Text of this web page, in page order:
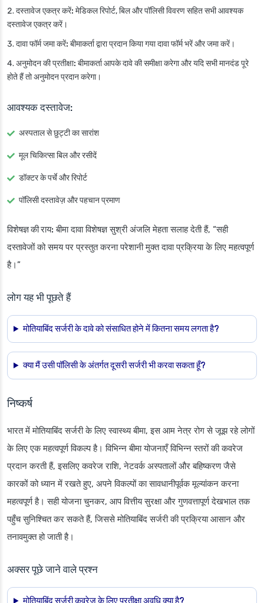
दस्तावेज एकत्र करें: मेडिकल रिपोर्ट, बिल और पॉलिसी विवरण सहित सभी आवश्यक
दस्तावेज एकत्र करें।
दावा फॉर्म जमा करें: बीमाकर्ता द्वारा प्रदान किया गया दावा फॉर्म भरें और जमा करें।
अनुमोदन की प्रतीक्षा: बीमाकर्ता आपके दावे की समीक्षा करेगा और यदि सभी मानदंड पूरे
होते हैं तो अनुमोदन प्रदान करेगा।
आवश्यक दस्तावेज:
अस्पताल से छुट्टी का सारांश
मूल चिकित्सा बिल और रसीदें
डॉक्टर के पर्चे और रिपोर्ट
पॉलिसी दस्तावेज़ और पहचान प्रमाण
विशेषज्ञ की राय: बीमा दावा विशेषज्ञ सुश्री अंजलि मेहता सलाह देती हैं, “सही
दस्तावेजों को समय पर प्रस्तुत करना परेशानी मुक्त दावा प्रक्रिया के लिए महत्वपूर्ण
है।”
लोग यह भी पूछते हैं
मोतियाबिंद सर्जरी के दावे को संसाधित होने में कितना समय लगता है?
क्या मैं उसी पॉलिसी के अंतर्गत दूसरी सर्जरी भी करवा सकता हूँ?
निष्कर्ष
भारत में मोतियाबिंद सर्जरी के लिए स्वास्थ्य बीमा, इस आम नेत्र रोग से जूझ रहे लोगों
के लिए एक महत्वपूर्ण विकल्प है। विभिन्न बीमा योजनाएँ विभिन्न स्तरों की कवरेज
प्रदान करती हैं, इसलिए कवरेज राशि, नेटवर्क अस्पतालों और बहिष्करण जैसे
कारकों को ध्यान में रखते हुए, अपने विकल्पों का सावधानीपूर्वक मूल्यांकन करना
महत्वपूर्ण है। सही योजना चुनकर, आप वित्तीय सुरक्षा और गुणवत्तापूर्ण देखभाल तक
पहुँच सुनिश्चित कर सकते हैं, जिससे मोतियाबिंद सर्जरी की प्रक्रिया आसान और
तनावमुक्त हो जाती है।
अक्सर पूछे जाने वाले प्रश्न
मोतियाबिंद सर्जरी कवरेज के लिए प्रतीक्षा अवधि क्या है?